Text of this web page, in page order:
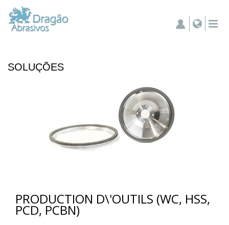
SOLUÇÕES
PRODUCTION D\'OUTILS (WC, HSS,
PCD, PCBN)